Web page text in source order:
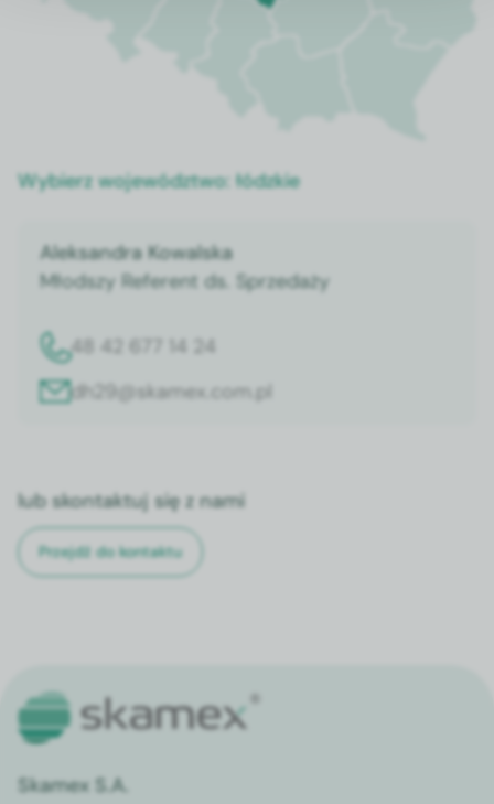
Wybierz województwo:łódzkie
Aleksandra Kowalska
Młodszy Referent ds. Sprzedaży
48 42 677 14 24
dh29@skamex.com.pl
lub skontaktuj się z nami
Przejdź do kontaktu
Skamex S.A.